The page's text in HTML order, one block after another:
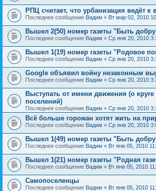
РПЦ считает, что урбанизация ведёт
Последнее сообщение Вадим « Вт мар 02, 2010
Вышел 2(50) номер газеты "Быть
Последнее сообщение Вадим « Ср янв 20, 2010
Вышел 1(19) номер газеты "Родовое
Последнее сообщение Вадим « Ср янв 20, 2010
Google объявил войну незаконным
Последнее сообщение Вадим « Ср янв 20, 2010
Выступать от имени движения (о
поселений)
Последнее сообщение Вадим « Ср янв 20, 2010
Всё больше горожан хотят жить на
Последнее сообщение Вадим « Ср янв 20, 2010
Вышел 1(49) номер газеты "Быть
Последнее сообщение Вадим « Вт янв 05, 2010
Вышел 1(21) номер газеты "Родная
Последнее сообщение Вадим « Вт янв 05, 2010
Самопоселенцы
Последнее сообщение Вадим « Вт янв 05, 2010